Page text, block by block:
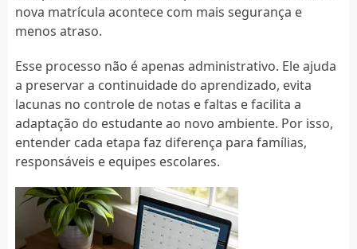
nova matrícula acontece com mais segurança e
menos atraso.
Esse processo não é apenas administrativo. Ele ajuda
a preservar a continuidade do aprendizado, evita
lacunas no controle de notas e faltas e facilita a
adaptação do estudante ao novo ambiente. Por isso,
entender cada etapa faz diferença para famílias,
responsáveis e equipes escolares.